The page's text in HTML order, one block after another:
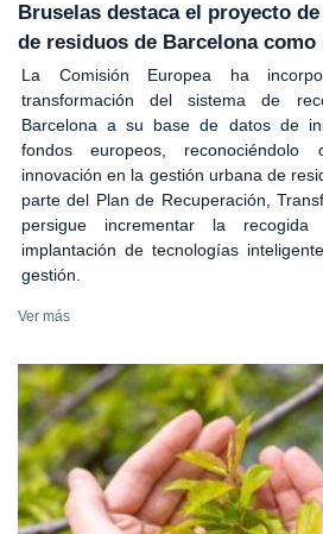
Bruselas destaca el proyecto
de residuos de Barcelona
La Comisión Europea ha
transformación del sistema de
Barcelona a su base de datos de
fondos europeos,
innovación en la gestión urbana de
parte del Plan de Recuperación,
persigue incrementar la
implantación de tecnologías
gestión.
Ver más